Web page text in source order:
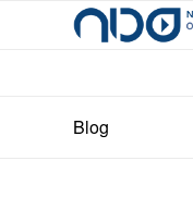
Blog